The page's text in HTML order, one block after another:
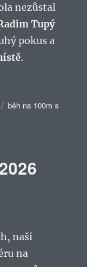
nezůstal
Tupý
pokus a
.
Štítky:
běh na 100m s
naši
na